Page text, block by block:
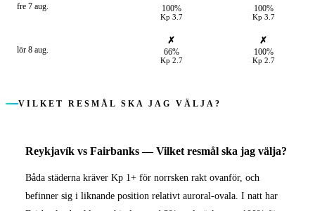
fre 7 aug.
100%
Kp 3.7
100%
Kp 3.7
lör 8 aug.
✗
66%
Kp 2.7
✗
100%
Kp 2.7
VILKET RESMÅL SKA JAG VÄLJA?
Reykjavík vs Fairbanks—Vilket resmål ska jag välja?
Båda städerna kräver Kp 1+ för norrsken rakt ovanför, och
befinner sig i liknande position relativt auroral-ovala. I natt har